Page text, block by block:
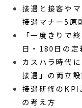
接遇と接客や
接遇マナー5原
「一度きりで
日・180日の
カスハラ時代
接遇」の両立設
接遇研修のKPI
の考え方